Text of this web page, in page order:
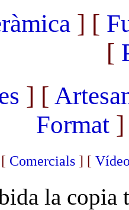
] [
[
] [
Format
[ Comercials] [
la copia